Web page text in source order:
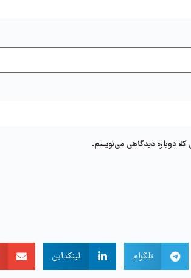
که دوباره دیدگاهی می‌نویسم.
تلگرام لینکداین